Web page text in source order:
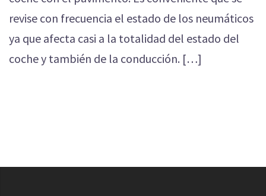
revise con frecuencia el estado de los neumáticos
ya que afecta casi a la totalidad del estado del
coche y también de la conducción. […]